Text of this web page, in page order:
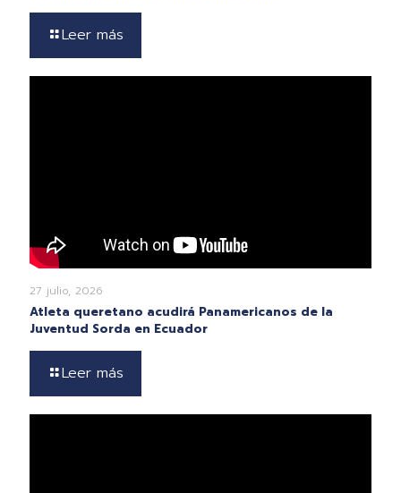
Leer más
27 julio, 2026
Atleta queretano acudirá Panamericanos de la
Juventud Sorda en Ecuador
Leer más